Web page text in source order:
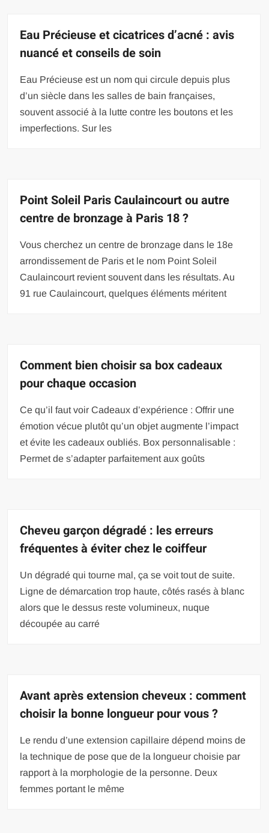
Eau Précieuse et cicatrices d’acné : avis
nuancé et conseils de soin
Eau Précieuse est un nom qui circule depuis plus
d’un siècle dans les salles de bain françaises,
souvent associé à la lutte contre les boutons et les
imperfections. Sur les
Point Soleil Paris Caulaincourt ou autre
centre de bronzage à Paris 18 ?
Vous cherchez un centre de bronzage dans le 18e
arrondissement de Paris et le nom Point Soleil
Caulaincourt revient souvent dans les résultats. Au
91 rue Caulaincourt, quelques éléments méritent
Comment bien choisir sa box cadeaux
pour chaque occasion
Ce qu’il faut voir Cadeaux d’expérience : Offrir une
émotion vécue plutôt qu’un objet augmente l’impact
et évite les cadeaux oubliés. Box personnalisable :
Permet de s’adapter parfaitement aux goûts
Cheveu garçon dégradé : les erreurs
fréquentes à éviter chez le coiffeur
Un dégradé qui tourne mal, ça se voit tout de suite.
Ligne de démarcation trop haute, côtés rasés à blanc
alors que le dessus reste volumineux, nuque
découpée au carré
Avant après extension cheveux : comment
choisir la bonne longueur pour vous ?
Le rendu d’une extension capillaire dépend moins de
la technique de pose que de la longueur choisie par
rapport à la morphologie de la personne. Deux
femmes portant le même